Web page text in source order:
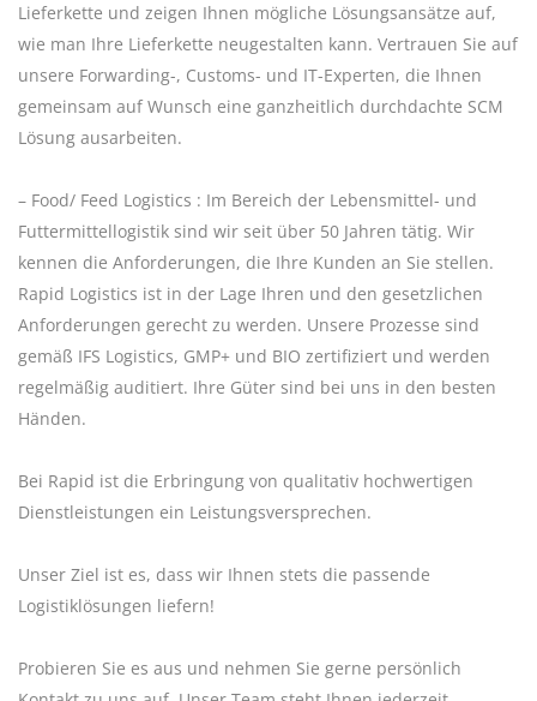
Lieferkette und zeigen Ihnen mögliche Lösungsansätze auf,
wie man Ihre Lieferkette neugestalten kann. Vertrauen Sie auf
unsere Forwarding-, Customs- und IT-Experten, die Ihnen
gemeinsam auf Wunsch eine ganzheitlich durchdachte SCM
Lösung ausarbeiten.
– Food/ Feed Logistics : Im Bereich der Lebensmittel- und
Futtermittellogistik sind wir seit über 50 Jahren tätig. Wir
kennen die Anforderungen, die Ihre Kunden an Sie stellen.
Rapid Logistics ist in der Lage Ihren und den gesetzlichen
Anforderungen gerecht zu werden. Unsere Prozesse sind
gemäß IFS Logistics, GMP+ und BIO zertifiziert und werden
regelmäßig auditiert. Ihre Güter sind bei uns in den besten
Händen.
Bei Rapid ist die Erbringung von qualitativ hochwertigen
Dienstleistungen ein Leistungsversprechen.
Unser Ziel ist es, dass wir Ihnen stets die passende
Logistiklösungen liefern!
Probieren Sie es aus und nehmen Sie gerne persönlich